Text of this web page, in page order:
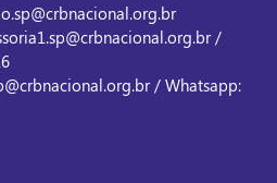
/
/ Whatsapp: